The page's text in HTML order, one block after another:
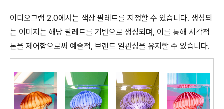
이디오그램 2.0에서는 색상 팔레트를 지정할 수 있습니다. 생성되
는 이미지는 해당 팔레트를 기반으로 생성되며, 이를 통해 시각적
톤을 제어함으로써 예술적, 브랜드 일관성을 유지할 수 있습니다.